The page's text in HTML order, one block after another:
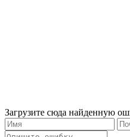
Загрузите сюда найденную